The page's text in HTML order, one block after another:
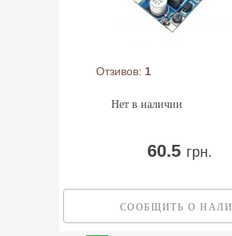
Отзивов: 1
Нет в наличии
60.5 грн.
СООБЩИТЬ О